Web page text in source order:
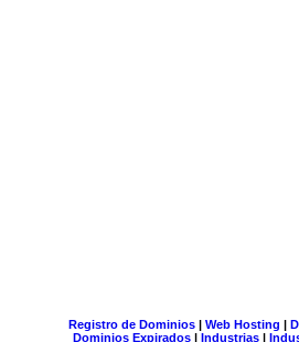
Registro de Dominios| Web Hosting |
Dominios Expirados | Industrias |